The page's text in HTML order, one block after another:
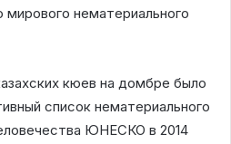
нематериального
кюев на домбре было
список нематериального
ЮНЕСКО в 2014